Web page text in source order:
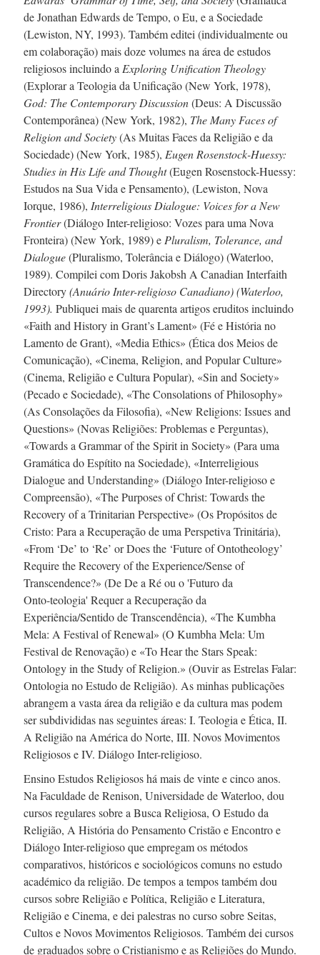
de Jonathan Edwards de Tempo, o Eu, e a Sociedade
(Lewiston, NY, 1993). Também editei (individualmente ou
em colaboração) mais doze volumes na área de estudos
religiosos incluindo a Exploring Unification Theology
(Explorar a Teologia da Unificação (New York, 1978),
God: The Contemporary Discussion(Deus: A Discussão
Contemporânea) (New York, 1982), The Many Faces of
Religion and Society(As Muitas Faces da Religião e da
Sociedade) (New York, 1985), Eugen Rosenstock-Huessy:
Studies in His Life and Thought(Eugen Rosenstock-Huessy:
Estudos na Sua Vida e Pensamento), (Lewiston, Nova
Iorque, 1986), Interreligious Dialogue: Voices for a New
Frontier(Diálogo Inter-religioso: Vozes para uma Nova
Fronteira) (New York, 1989) e Pluralism, Tolerance, and
Dialogue(Pluralismo, Tolerância e Diálogo) (Waterloo,
1989). Compilei com Doris Jakobsh A Canadian Interfaith
Directory(Anuário Inter-religioso Canadiano) (Waterloo,
1993). Publiquei mais de quarenta artigos eruditos incluindo
«Faith and History in Grant’s Lament» (Fé e História no
Lamento de Grant), «Media Ethics» (Ética dos Meios de
Comunicação), «Cinema, Religion, and Popular Culture»
(Cinema, Religião e Cultura Popular), «Sin and Society»
(Pecado e Sociedade), «The Consolations of Philosophy»
(As Consolações da Filosofia), «New Religions: Issues and
Questions» (Novas Religiões: Problemas e Perguntas),
«Towards a Grammar of the Spirit in Society» (Para uma
Gramática do Espítito na Sociedade), «Interreligious
Dialogue and Understanding» (DiálogoInter-religiosoe
Compreensão), «The Purposes of Christ: Towards the
Recovery of a Trinitarian Perspective» (Os Propósitos de
Cristo: Para a Recuperação de uma Perspetiva Trinitária),
«From ‘De’ to ‘Re’ or Does the ‘Future of Ontotheology’
Require the Recovery of the Experience/Sense of
Transcendence?» (De De a Ré ou o 'Futuro da
Onto-teologia' Requer a Recuperação da
Experiência/Sentido de Transcendência), «The Kumbha
Mela: A Festival of Renewal» (O Kumbha Mela: Um
Festival de Renovação) e «To Hear the Stars Speak:
Ontology in the Study of Religion.» (Ouvir as Estrelas Falar:
Ontologia no Estudo de Religião). As minhas publicações
abrangem a vasta área da religião e da cultura mas podem
ser subdivididas nas seguintes áreas: I. Teologia e Ética, II.
A Religião na América do Norte, III. Novos Movimentos
Religiosos e IV. DiálogoInter-religioso.
Ensino Estudos Religiosos há mais de vinte e cinco anos.
Na Faculdade de Renison, Universidade de Waterloo, dou
cursos regulares sobre a Busca Religiosa, O Estudo da
Religião, A História do Pensamento Cristão e Encontro e
DiálogoInter-religiosoque empregam os métodos
comparativos, históricos e sociológicos comuns no estudo
académico da religião. De tempos a tempos também dou
cursos sobre Religião e Política, Religião e Literatura,
Religião e Cinema, e dei palestras no curso sobre Seitas,
Cultos e Novos Movimentos Religiosos. Também dei cursos
de graduados sobre o Cristianismo e as Religiões do Mundo.